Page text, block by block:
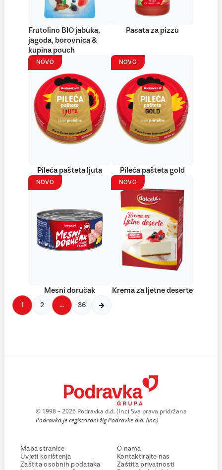
Frutolino BIO jabuka,
jagoda, borovnica &
kupina pouch
Pasata za pizzu
NOVO
Pileća pašteta ljuta
NOVO
Pileća pašteta gold
NOVO
Mesni doručak
NOVO
Krema za ljetne deserte
1 2 … 36
© 1998 – 2026 Podravka d.d. (Inc) Sva prava pridržana
Podravka je registrirani žig Podravke d.d. (Inc.)
Mapa stranice
Uvjeti korištenja
Zaštita osobnih podataka
O nama
Kontaktirajte nas
Zaštita privatnosti